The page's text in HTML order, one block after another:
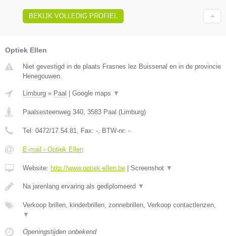
BEKIJK VOLLEDIG PROFIEL
Optiek Ellen
Niet gevestigd in de plaats Frasnes lez Buissenal en in de provincie
Henegouwen.
Limburg » Paal Google maps ▼
Paalsesteenweg 340 3583 Paal ( Limburg)
Tel: 0472/17.54.81 , Fax: - , BTW-nr: -
E-mail › Optiek Ellen
Website: http://www.optiek-ellen.be Screenshot ▼
Na jarenlang ervaring als gediplomeerd ▼
Verkoop brillen, kinderbrillen, zonnebrillen, Verkoop contactlenzen,
▼
Openingstijden onbekend